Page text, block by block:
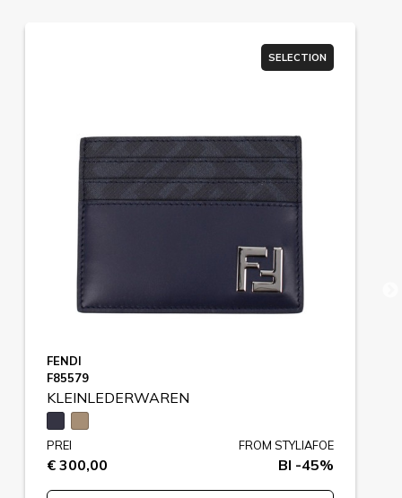
SELECTION
FENDI
F85579
KLEINLEDERWAREN
PREI
€ 300,00
FROM STYLIAFOE
BI -45%